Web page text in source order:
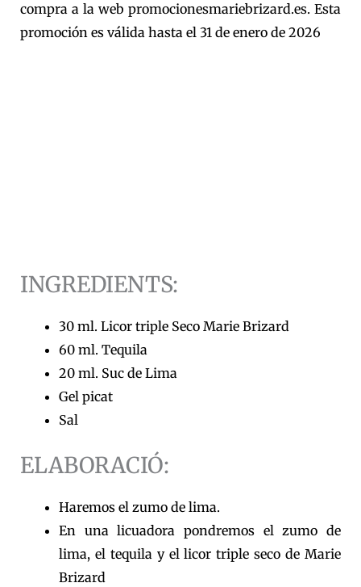
compra a la web promocionesmariebrizard.es. Esta
promoción es válida hasta el 31 de enero de 2026
INGREDIENTS:
30 ml. Licor triple Seco Marie Brizard
60 ml. Tequila
20 ml. Suc de Lima
Gel picat
Sal
ELABORACIÓ:
Haremos el zumo de lima.
En una licuadora pondremos el zumo de
lima, el tequila y el licor triple seco de Marie
Brizard